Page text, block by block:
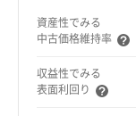
資産性でみる
中古価格維持率
収益性でみる
表面利回り